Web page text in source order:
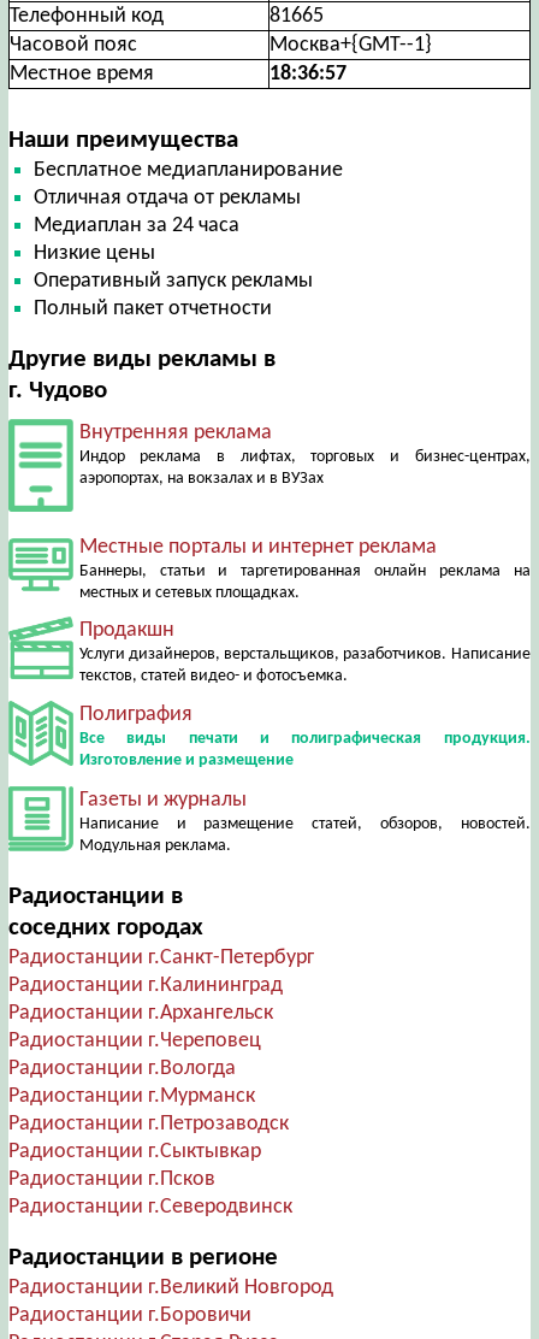
Телефонный код
81665
Часовой пояс
Москва+{GMT--1}
Местное время
18:36:58
Наши преимущества
Бесплатное медиапланирование
Отличная отдача от рекламы
Медиаплан за 24 часа
Низкие цены
Оперативный запуск рекламы
Полный пакет отчетности
Другие виды рекламы в
г. Чудово
Внутренняя реклама
Индор реклама в лифтах, торговых и бизнес-центрах,
аэропортах, на вокзалах и в ВУЗах
Местные порталы и интернет реклама
Баннеры, статьи и таргетированная онлайн реклама на
местных и сетевых площадках.
Продакшн
Услуги дизайнеров, верстальщиков, разаботчиков. Написание
текстов, статей видео- и фотосъемка.
Полиграфия
Все виды печати и полиграфическая продукция.
Изготовление и размещение
Газеты и журналы
Написание и размещение статей, обзоров, новостей.
Модульная реклама.
Радиостанции в
соседних городах
Радиостанции г.Санкт-Петербург
Радиостанции г.Калининград
Радиостанции г.Архангельск
Радиостанции г.Череповец
Радиостанции г.Вологда
Радиостанции г.Мурманск
Радиостанции г.Петрозаводск
Радиостанции г.Сыктывкар
Радиостанции г.Псков
Радиостанции г.Северодвинск
Радиостанции в регионе
Радиостанции г.Великий Новгород
Радиостанции г.Боровичи